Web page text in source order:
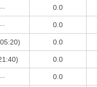
0.0
0.0
0.0
0.0
0.0